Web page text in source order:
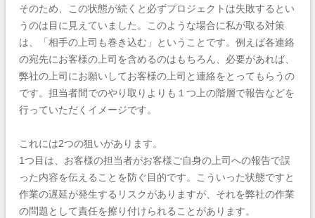
そのため、この状態が続くと必ずプロジェクトは失敗するとい
うのは目に見えていました。このような場合に私が取る対策
は、「相手の上司も巻き込む」ということです。例えば各連絡
の宛先にお客様の上司を含めるのはもちろん、必要があれば、
弊社の上司にお願いしてお客様の上司と連絡をとってもらうの
です。担当者間でのやり取りよりも１つ上の階層で報告などを
行っていただくイメージです。
これには2つの狙いがあります。
1つ目は、お客様の担当者がお客様ご自身の上司への報告で誤
った内容を伝えることを防ぐ目的です。こういった状態ですと
作業の遅延が発生するリスクがありますが、それを弊社の作業
の問題として責任を擦り付けられることがあります。